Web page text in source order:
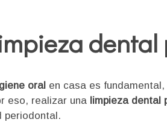
oral en casa es
eso, realizar una limpieza dental
periodontal.